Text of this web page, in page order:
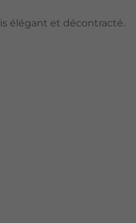
élégant et décontracté.